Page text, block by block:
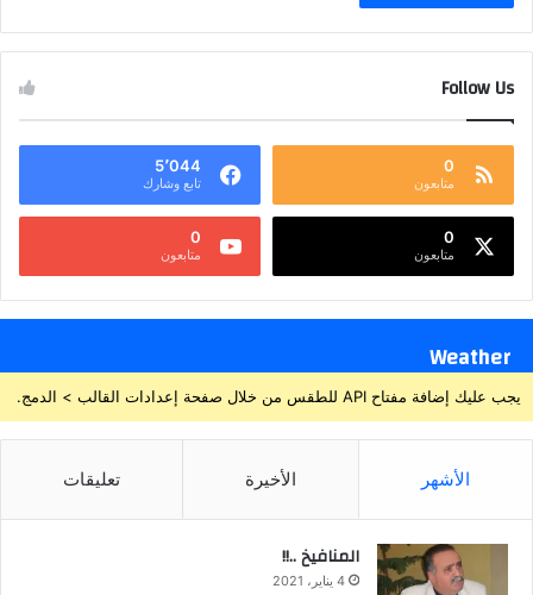
Follow Us
0
متابعون
5٬044
تابع وشارك
0
متابعون
0
متابعون
Weather
يجب عليك إضافة مفتاح API للطقس من خلال صفحة إعدادات القالب > الدمج.
الأشهر الأخيرة تعليقات
المنافيخ ..!!
4 يناير، 2021